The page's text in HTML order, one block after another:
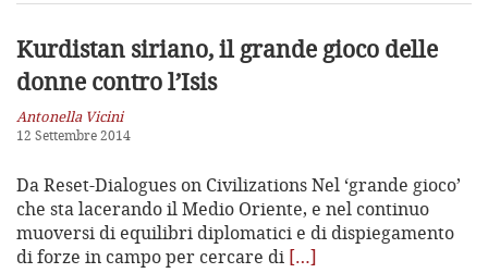
Kurdistan siriano, il grande gioco delle
donne contro l’Isis
Antonella Vicini
12 Settembre 2014
Da Reset-Dialogues on Civilizations Nel ‘grande gioco’
che sta lacerando il Medio Oriente, e nel continuo
muoversi di equilibri diplomatici e di dispiegamento
di forze in campo per cercare di […]